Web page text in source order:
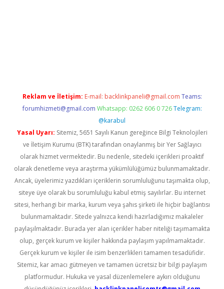
Reklam ve İletişim: E-mail: backlinkpaneli@gmail.com Teams:
forumhizmeti@gmail.com Whatsapp: 0262 606 0 726 Telegram:
@karabul
Yasal Uyarı: Sitemiz, 5651 Sayılı Kanun gereğince Bilgi Teknolojileri
ve İletişim Kurumu (BTK) tarafından onaylanmış bir Yer Sağlayıcı
olarak hizmet vermektedir. Bu nedenle, sitedeki içerikleri proaktif
olarak denetleme veya araştırma yükümlülüğümüz bulunmamaktadır.
Ancak, üyelerimiz yazdıkları içeriklerin sorumluluğunu taşımakta olup,
siteye üye olarak bu sorumluluğu kabul etmiş sayılırlar. Bu internet
sitesi, herhangi bir marka, kurum veya şahıs şirketi ile hiçbir bağlantısı
bulunmamaktadır. Sitede yalnızca kendi hazırladığımız makaleler
paylaşılmaktadır. Burada yer alan içerikler haber niteliği taşımamakta
olup, gerçek kurum ve kişiler hakkında paylaşım yapılmamaktadır.
Gerçek kurum ve kişiler ile isim benzerlikleri tamamen tesadüfidir.
Sitemiz, kar amacı gütmeyen ve tamamen ücretsiz bir bilgi paylaşım
platformudur. Hukuka ve yasal düzenlemelere aykırı olduğunu